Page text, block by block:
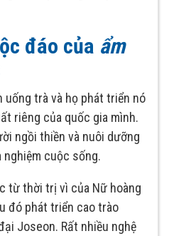
đáo của ẩm
trà và họ phát triển nó
riêng của quốc gia mình.
ngồi thiền và nuôi dưỡng
cuộc sống.
từ thời trị vì của Nữ hoàng
đó phát triển cao trào
Joseon. Rất nhiều nghệ